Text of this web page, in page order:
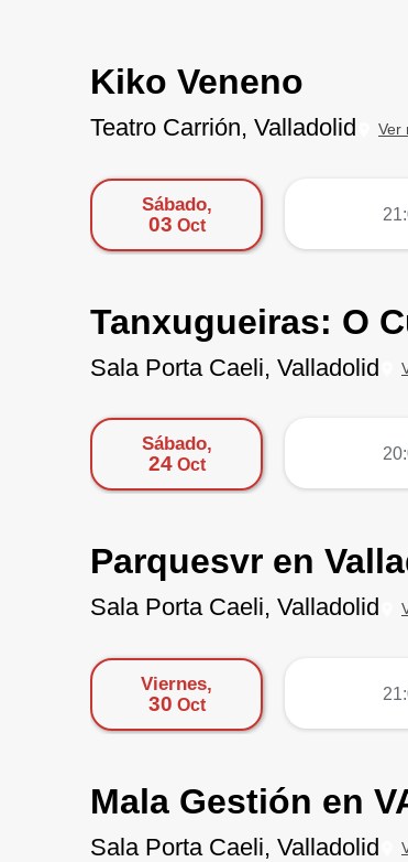
Kiko Veneno
Teatro Carrión, Valladolid Ver
Sábado,
03 Oct
Tanxugueiras: O
Sala Porta Caeli, Valladolid
Sábado,
24Oct
Parquesvr en
Sala Porta Caeli, Valladolid
Viernes,
30 Oct
Mala Gestión en
Sala Porta Caeli, Valladolid